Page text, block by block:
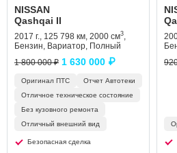
NISSAN
Qashqai II
2017 г., 125 798 км, 2000 см3,
Бензин, Вариатор, Полный
1 800 000 ₽ 1 630 000 ₽
Оригинал ПТС
Отчет Автотеки
Отличное техническое состояние
Без кузовного ремонта
Отличный внешний вид
Безопасная сделка